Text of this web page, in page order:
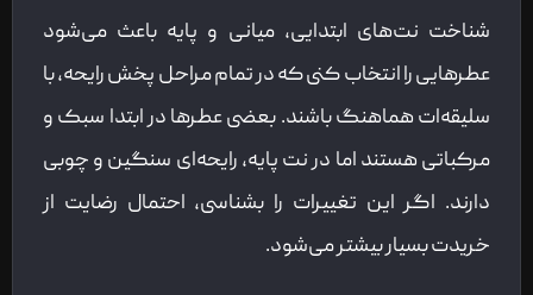
شناخت نت‌های ابتدایی، میانی و پایه باعث می‌شود
عطرهایی را انتخاب کنی که در تمام مراحل پخش رایحه، با
سلیقه‌ات هماهنگ باشند. بعضی عطرها در ابتدا سبک و
مرکباتی هستند اما در نت پایه، رایحه‌ای سنگین و چوبی
دارند. اگر این تغییرات را بشناسی، احتمال رضایت از
خریدت بسیار بیشتر می‌شود.